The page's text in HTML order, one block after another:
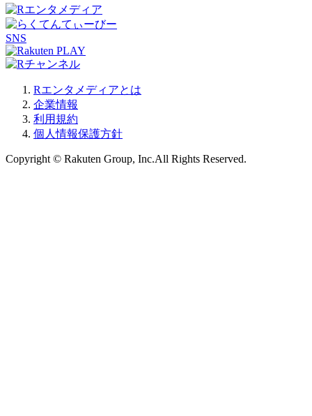
SNS
Rエンタメディアとは
企業情報
利用規約
個人情報保護方針
Copyright © Rakuten Group, Inc.All Rights Reserved.